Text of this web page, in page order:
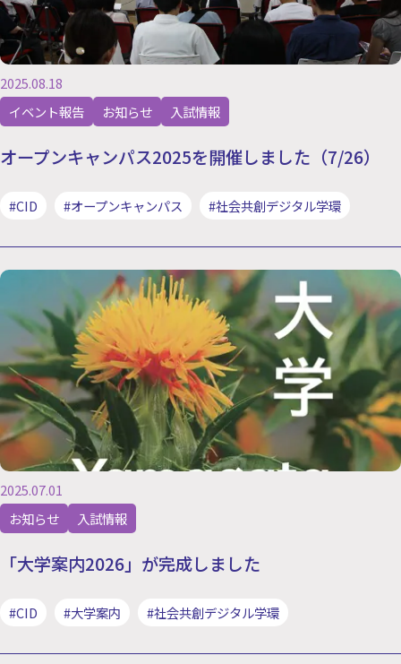
2025.08.18
イベント報告
お知らせ 入試情報
オープンキャンパス2025を開催しました（7/26）
#CID #オープンキャンパス #社会共創デジタル学環
2025.07.01
お知らせ
入試情報
「大学案内2026」が完成しました
#CID #大学案内 #社会共創デジタル学環